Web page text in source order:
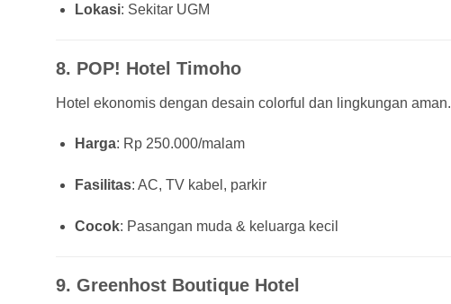
Lokasi: Sekitar UGM
8. POP! Hotel Timoho
Hotel ekonomis dengan desain colorful dan lingkungan aman.
Harga: Rp 250.000/malam
Fasilitas: AC, TV kabel, parkir
Cocok: Pasangan muda & keluarga kecil
9. Greenhost Boutique Hotel